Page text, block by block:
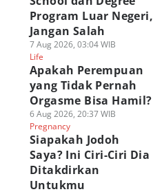
Program Luar Negeri,
Jangan Salah
7 Aug 2026, 03:04 WIB
Life
Apakah Perempuan
yang Tidak Pernah
Orgasme Bisa Hamil?
6 Aug 2026, 20:37 WIB
Pregnancy
Siapakah Jodoh
Saya? Ini Ciri-Ciri Dia
Ditakdirkan
Untukmu